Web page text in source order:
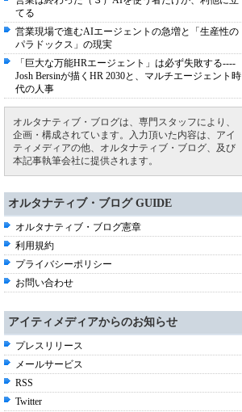
てる
営業現場で進むAIエージェントの急増と「生産性の
パラドックス」の現実
「巨大な万能HRエージェント」は必ず失敗する----
Josh Bersinが描くHR 2030と、マルチエージェント時
代の人事
オルタナティブ・ブログは、専門スタッフにより、
企画・構成されています。入力頂いた内容は、アイ
ティメディアの他、オルタナティブ・ブログ、及び
本記事執筆会社に提供されます。
オルタナティブ・ブログ GUIDE
オルタナティブ・ブログ憲章
利用規約
プライバシーポリシー
お問い合わせ
アイティメディアからのお知らせ
プレスリリース
メールサービス
RSS
Twitter